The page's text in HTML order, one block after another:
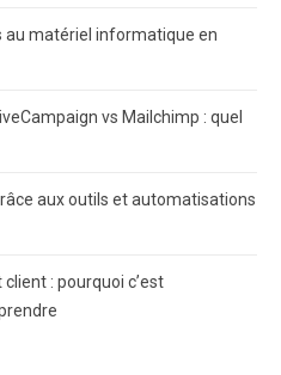
au matériel informatique en
vs Mailchimp : quel
aux outils et automatisations
: pourquoi c’est